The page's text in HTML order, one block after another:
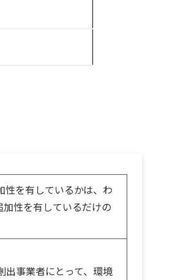
を有しているかは、わ
性を有しているだけの
出事業者にとって、環境